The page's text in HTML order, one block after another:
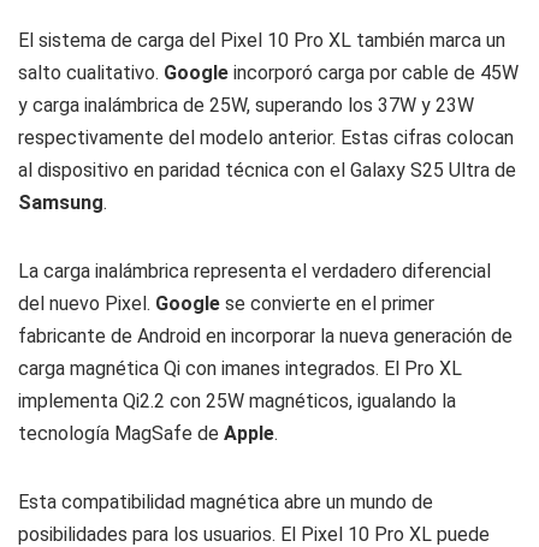
El sistema de carga del Pixel 10 Pro XL también marca un
salto cualitativo. Google incorporó carga por cable de 45W
y carga inalámbrica de 25W, superando los 37W y 23W
respectivamente del modelo anterior. Estas cifras colocan
al dispositivo en paridad técnica con el Galaxy S25 Ultra de
Samsung.
La carga inalámbrica representa el verdadero diferencial
del nuevo Pixel. Google se convierte en el primer
fabricante de Android en incorporar la nueva generación de
carga magnética Qi con imanes integrados. El Pro XL
implementa Qi2.2 con 25W magnéticos, igualando la
tecnología MagSafe de Apple.
Esta compatibilidad magnética abre un mundo de
posibilidades para los usuarios. El Pixel 10 Pro XL puede